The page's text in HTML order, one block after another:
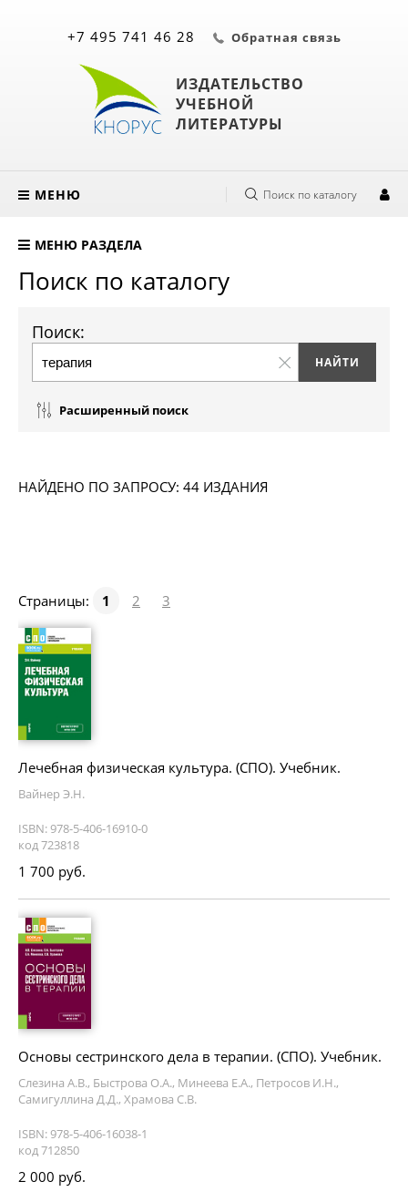
ИЗДАТЕЛЬСТВО
УЧЕБНОЙ
ЛИТЕРАТУРЫ
+7 495 741 46 28 Обратная связь
МЕНЮ Поиск по каталогу
МЕНЮ РАЗДЕЛА
Поиск по каталогу
Поиск:
Расширенный поиск
НАЙДЕНО ПО ЗАПРОСУ: 44 ИЗДАНИЯ
Страницы: 1 2 3
Лечебная физическая культура. (СПО). Учебник.
Вайнер Э.Н.
ISBN: 978-5-406-16910-0
код 723818
1 700 руб.
Основы сестринского дела в терапии. (СПО). Учебник.
Слезина А.В., Быстрова О.А., Минеева Е.А., Петросов И.Н.,
Самигуллина Д.Д., Храмова С.В.
ISBN: 978-5-406-16038-1
код 712850
2 000 руб.